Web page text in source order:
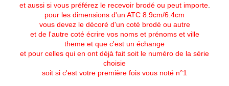
et aussi si vous préférez le recevoir brodé ou peut importe.
pour les dimensions d'un ATC 8.9cm/6.4cm
vous devez le décoré d'un coté brodé ou autre
et de l'autre coté écrire vos noms et prénoms et ville
theme et que c'est un échange
et pour celles qui en ont déjà fait soit le numéro de la série
choisie
soit si c'est votre première fois vous noté n°1